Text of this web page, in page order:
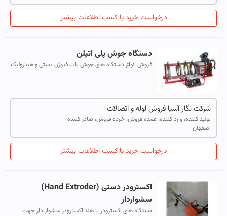
درخواست خرید یا کسب اطلاعات بیشتر
دستگاه جوش پلی اتیلن
فروش انواع دستگاه های جوش بات فیوژن دستی و هیدرولیک
شرکت نگار آسیا فروش لوله و اتصالات
تولید کننده، وارد کننده، عمده فروش، خرده فروش، صادر کننده
اصفهان
درخواست خرید یا کسب اطلاعات بیشتر
اکسترودر دستی (Hand Extroder)
سشواردار
دستگاه های اکسترودر یا هند اکسترودر سشوار دار جهت